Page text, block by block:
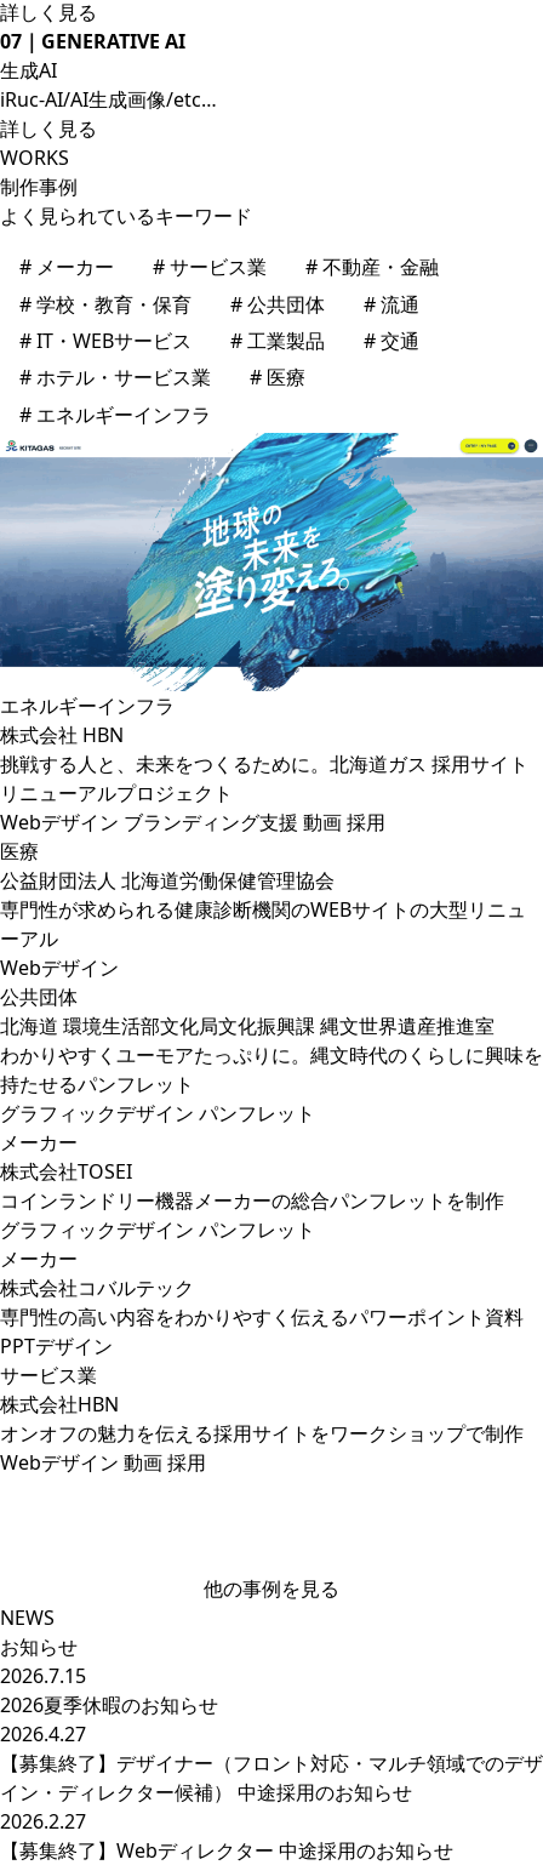
詳しく見る
07｜GENERATIVE AI
生成AI
iRuc-AI/AI生成画像/etc…
詳しく見る
WORKS
制作事例
よく見られているキーワード
メーカー
サービス業
不動産・金融
学校・教育・保育
公共団体
流通
IT・WEBサービス
工業製品
交通
ホテル・サービス業
医療
エネルギーインフラ
エネルギーインフラ
株式会社 HBN
挑戦する人と、未来をつくるために。北海道ガス 採用サイト
リニューアルプロジェクト
Webデザイン ブランディング支援 動画採用
医療
公益財団法人 北海道労働保健管理協会
専門性が求められる健康診断機関のWEBサイトの大型リニュ
ーアル
Webデザイン
公共団体
北海道 環境生活部文化局文化振興課 縄文世界遺産推進室
わかりやすくユーモアたっぷりに。縄文時代のくらしに興味を
持たせるパンフレット
グラフィックデザイン パンフレット
メーカー
株式会社TOSEI
コインランドリー機器メーカーの総合パンフレットを制作
グラフィックデザイン パンフレット
メーカー
株式会社コバルテック
専門性の高い内容をわかりやすく伝えるパワーポイント資料
PPTデザイン
サービス業
株式会社HBN
オンオフの魅力を伝える採用サイトをワークショップで制作
Webデザイン 動画採用
他の事例を見る
NEWS
お知らせ
2026.7.15
2026夏季休暇のお知らせ
2026.4.27
【募集終了】デザイナー（フロント対応・マルチ領域でのデザ
イン・ディレクター候補） 中途採用のお知らせ
2026.2.27
【募集終了】Webディレクター 中途採用のお知らせ